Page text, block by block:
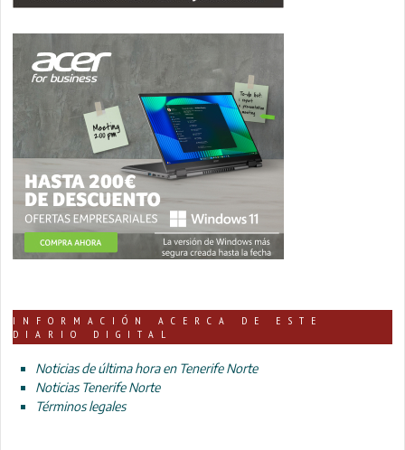
INFORMACIÓN ACERCA DE ESTE
DIARIO DIGITAL
Noticias de última hora en Tenerife Norte
Noticias Tenerife Norte
Términos legales